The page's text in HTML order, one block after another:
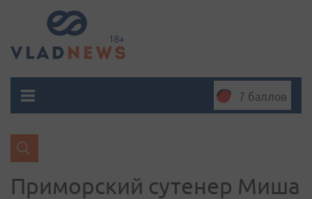
7 баллов
Приморский сутенер Миша